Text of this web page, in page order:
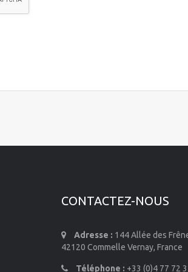
CONTACTEZ-NOUS
Adresse : 144 Allée des
42120 Commelle Vernay, France
Téléphone : +33 (0)4 77 72